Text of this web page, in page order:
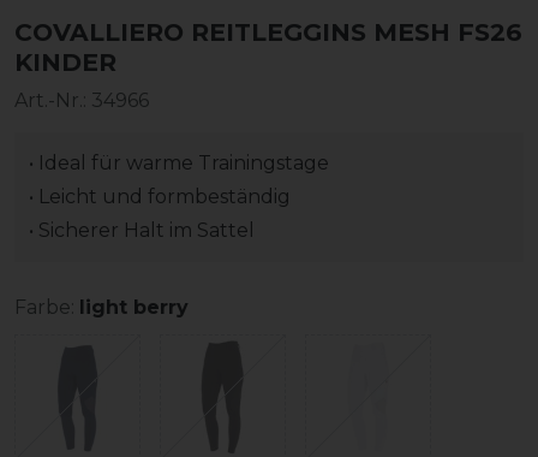
COVALLIERO REITLEGGINS MESH FS26
KINDER
Art.-Nr.: 34966
• Ideal für warme Trainingstage
• Leicht und formbeständig
• Sicherer Halt im Sattel
Farbe: light berry